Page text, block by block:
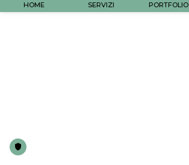
HOME SERVIZI PORTFOLIO